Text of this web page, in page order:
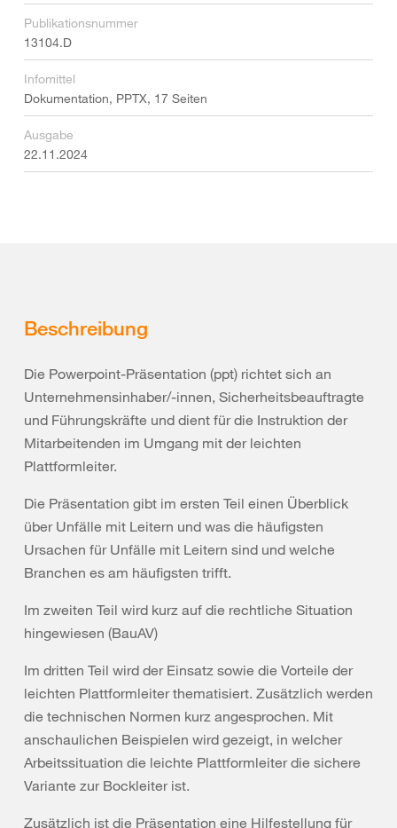
Publikationsnummer
13104.D
Infomittel
Dokumentation, PPTX, 17 Seiten
Ausgabe
22.11.2024
Beschreibung
Die Powerpoint-Präsentation (ppt) richtet sich an
Unternehmensinhaber/-innen, Sicherheitsbeauftragte
und Führungskräfte und dient für die Instruktion der
Mitarbeitenden im Umgang mit der leichten
Plattformleiter.
Die Präsentation gibt im ersten Teil einen Überblick
über Unfälle mit Leitern und was die häufigsten
Ursachen für Unfälle mit Leitern sind und welche
Branchen es am häufigsten trifft.
Im zweiten Teil wird kurz auf die rechtliche Situation
hingewiesen (BauAV)
Im dritten Teil wird der Einsatz sowie die Vorteile der
leichten Plattformleiter thematisiert. Zusätzlich werden
die technischen Normen kurz angesprochen. Mit
anschaulichen Beispielen wird gezeigt, in welcher
Arbeitssituation die leichte Plattformleiter die sichere
Variante zur Bockleiter ist.
Zusätzlich ist die Präsentation eine Hilfestellung für